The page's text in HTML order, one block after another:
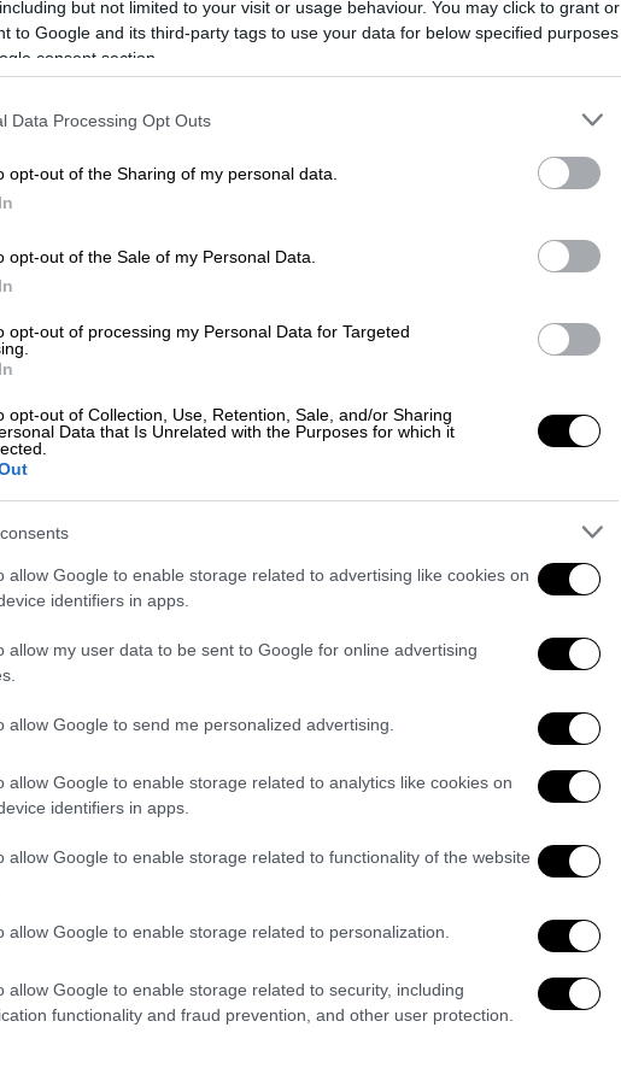
but not limited to your visit or usage behaviour. You may click to grant or
to Google and its third-party tags to use your data for below specified purposes
consent section.
Data Processing Opt Outs
opt-out of the Sharing of my personal data.
opt-out of the Sale of my Personal Data.
opt-out of processing my Personal Data for Targeted
opt-out of Collection, Use, Retention, Sale, and/or Sharing
Data that Is Unrelated with the Purposes for which it
allow Google to enable storage related to advertising like cookies on
identifiers in apps.
allow my user data to be sent to Google for online advertising
allow Google to send me personalized advertising.
allow Google to enable storage related to analytics like cookies on
identifiers in apps.
allow Google to enable storage related to functionality of the website
allow Google to enable storage related to personalization.
allow Google to enable storage related to security, including
functionality and fraud prevention, and other user protection.
την αιγίδα της Γ' Ψυχιατρικής
ολοκληρώθηκε το Σάββατο, 3
στα κέντρα φύλαξης και
απασχόλησαν, μεταξύ άλλων, τους
ότι αυτές επιδεινώνουν την κατάσταση
προβλήματα ψυχικής υγείας.
του 2017 δεν υπάρχει
αποτέλεσμα να χρειάζεται να γίνει
προσδιορισμού προκειμένου να
κέντρα της Αθήνας και
όμως, δεν γίνεται πολλές φορές άμεσα.
έχει μείνει με δύο ψυχιάτρους εκ
του Βοστάνειου νοσοκομείου.
του Κόσμου, τα οποία
συνήθη συμπτώματα που αντιμετωπίζουν
άγχος, κόπωση, ανορεξία,
απώλεια της ταυτότητας, δυσπιστίας,
ηθικού.
τόσο πριν τη μετανάστευση
ζήσει εξαιρετικά δυσμενείς εμπειρίες
καμπ», παρατήρησε η ψυχίατρος παιδιών
μονάδας εφήβων στο νοσοκομείο
αντιμετωπίζουν προβλήματα ψυχικής
ΑΧΕΠΑ είναι κυρίως από το Ιράκ, το
συχνά εκφράζουν παράπονα για
στους καταυλισμούς έξω από τη
στο σχολείο αλλά και για την